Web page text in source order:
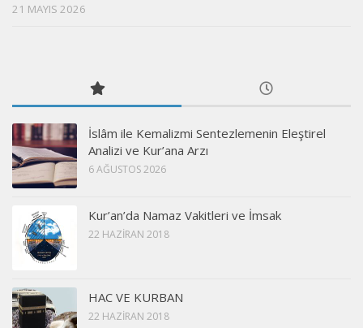
21 MAYIS 2026
İslâm ile Kemalizmi Sentezlemenin Eleştirel
Analizi ve Kur’ana Arzı
6 AĞUSTOS 2026
Kur’an’da Namaz Vakitleri ve İmsak
22 HAZIRAN 2018
HAC VE KURBAN
22 HAZIRAN 2018